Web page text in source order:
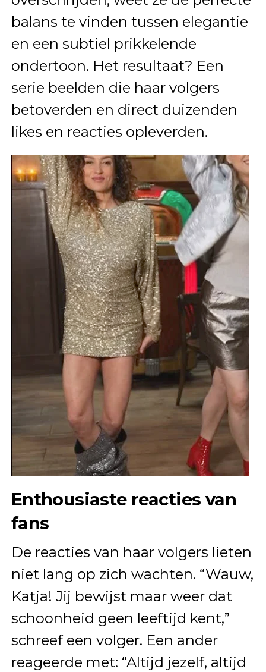
balans te vinden tussen elegantie
en een subtiel prikkelende
ondertoon. Het resultaat? Een
serie beelden die haar volgers
betoverden en direct duizenden
likes en reacties opleverden.
Enthousiaste reacties van
fans
De reacties van haar volgers lieten
niet lang op zich wachten. “Wauw,
Katja! Jij bewijst maar weer dat
schoonheid geen leeftijd kent,”
schreef een volger. Een ander
reageerde met: “Altijd jezelf, altijd